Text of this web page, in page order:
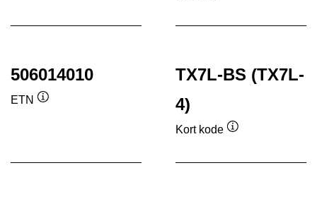
506014010
ETN
TX7L-BS (TX7L-
4)
Kort kode